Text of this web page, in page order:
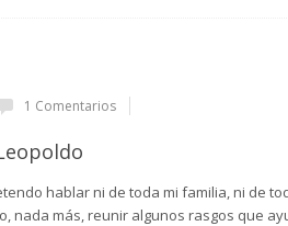
1 Comentarios
hablar ni de toda mi familia, ni de
nada más, reunir algunos rasgos que